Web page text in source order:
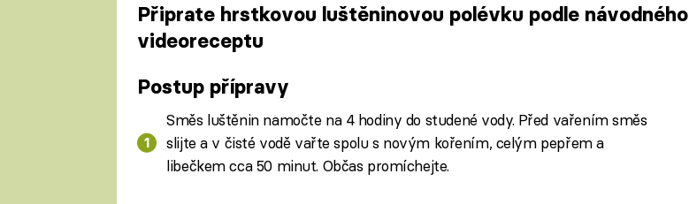
Připrate hrstkovou luštěninovou polévku podle návodného
videoreceptu
Postup přípravy
Směs luštěnin namočte na 4 hodiny do studené vody. Před vařením směs
slijte a v čisté vodě vařte spolu s novým kořením, celým pepřem a
libečkem cca 50 minut. Občas promíchejte.